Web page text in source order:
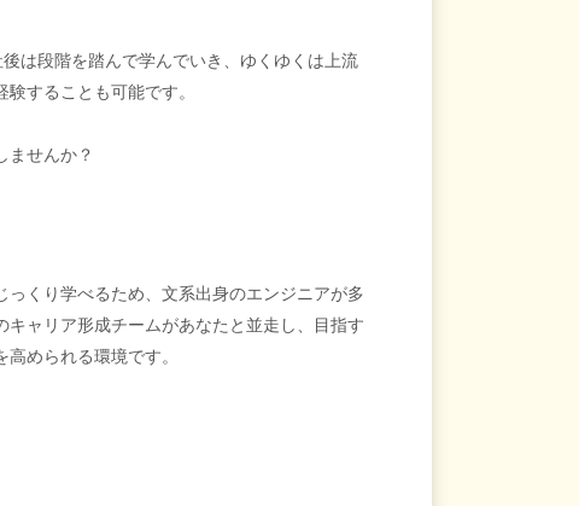
は段階を踏んで学んでいき、ゆくゆくは上流
することも可能です。
ませんか？
くり学べるため、文系出身のエンジニアが多
ャリア形成チームがあなたと並走し、目指す
められる環境です。